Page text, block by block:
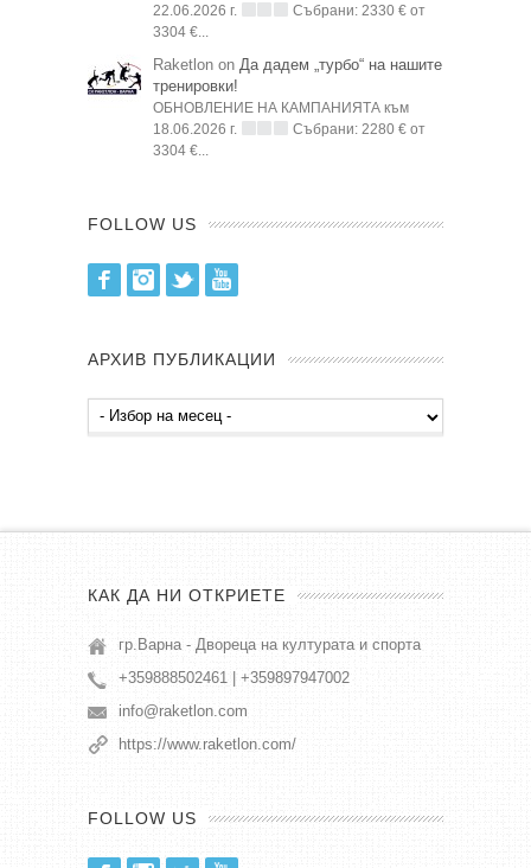
22.06.2026 г.
Събрани: 2330 € от
3304 €...
Raketlon on Да дадем „турбо“ на нашите
тренировки!
ОБНОВЛЕНИЕ НА КАМПАНИЯТА към
18.06.2026 г.
Събрани: 2280 € от
3304 €...
FOLLOW US
FacebookInstagram
Twitter
АРХИВ ПУБЛИКАЦИИ
Архив
публикации
КАК ДА НИ ОТКРИЕТЕ
гр.Варна - Двореца на културата и спорта
+359888502461 | +359897947002
info@raketlon.com
https://www.raketlon.com/
FOLLOW US